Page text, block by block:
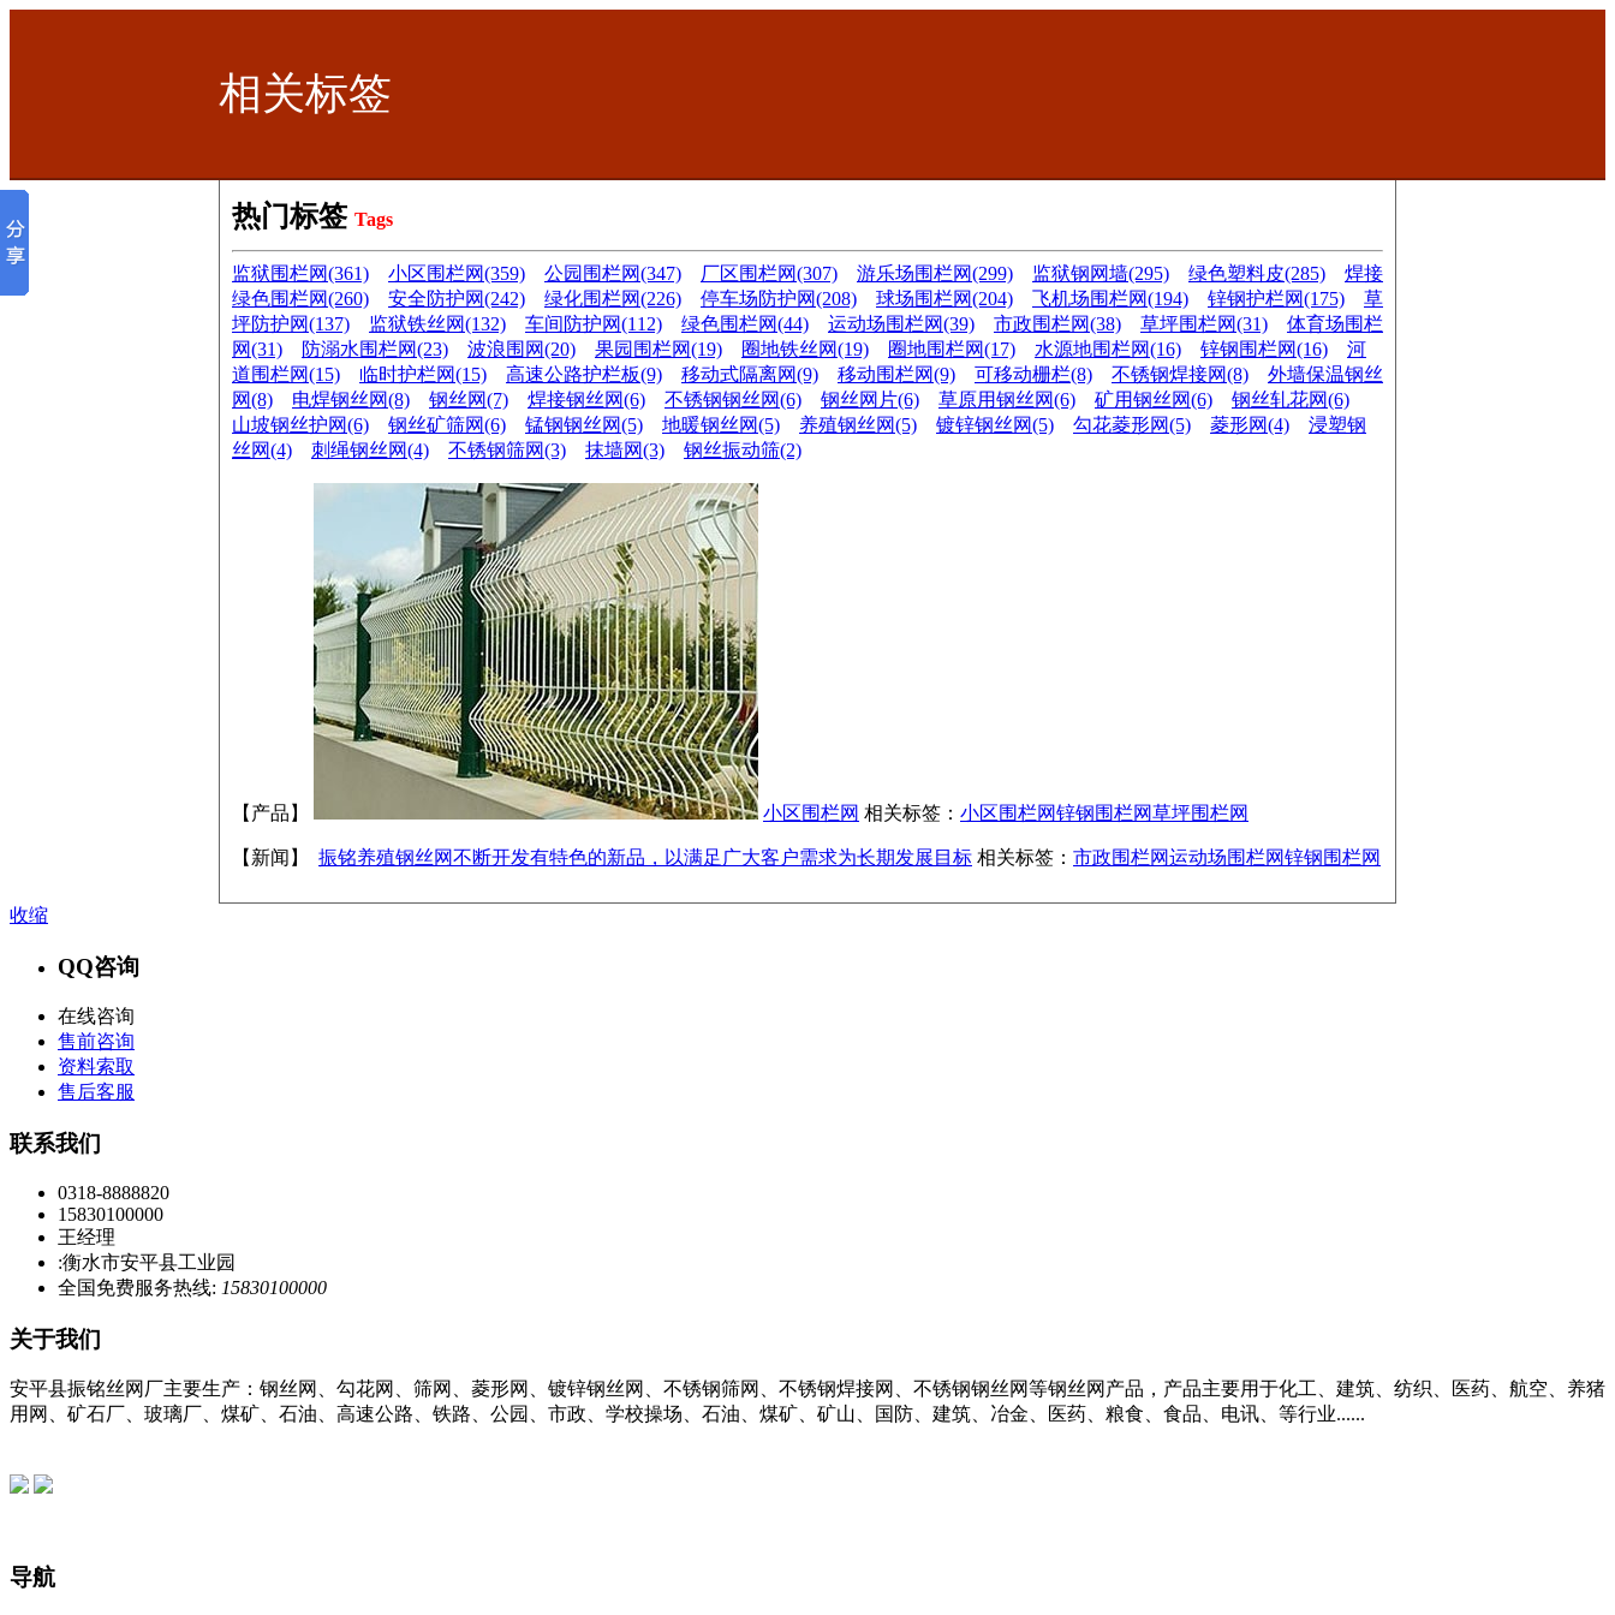
相关标签
热门标签 Tags
监狱围栏网(361) 小区围栏网(359) 公园围栏网(347) 厂区围栏网(307) 游乐场围栏网(299) 监狱钢网墙(295) 绿色塑料皮(285)
焊接
绿色围栏网(260)
安全防护网(242) 绿化围栏网(226) 停车场防护网(208) 球场围栏网(204) 飞机场围栏网(194) 锌钢护栏网(175)
草
坪防护网(137)
监狱铁丝网(132) 车间防护网(112) 绿色围栏网(44) 运动场围栏网(39) 市政围栏网(38) 草坪围栏网(31)
体育场围栏
网(31)
防溺水围栏网(23) 波浪围网(20) 果园围栏网(19) 圈地铁丝网(19) 圈地围栏网(17) 水源地围栏网(16) 锌钢围栏网(16)
河
道围栏网(15)
临时护栏网(15) 高速公路护栏板(9) 移动式隔离网(9) 移动围栏网(9) 可移动栅栏(8) 不锈钢焊接网(8)
外墙保温钢丝
网(8)
电焊钢丝网(8) 钢丝网(7) 焊接钢丝网(6) 不锈钢钢丝网(6) 钢丝网片(6) 草原用钢丝网(6) 矿用钢丝网(6)
钢丝轧花网(6)
山坡钢丝护网(6)
钢丝矿筛网(6) 锰钢钢丝网(5) 地暖钢丝网(5) 养殖钢丝网(5) 镀锌钢丝网(5) 勾花菱形网(5) 菱形网(4)
浸塑钢
丝网(4)
刺绳钢丝网(4) 不锈钢筛网(3) 抹墙网(3) 钢丝振动筛(2)
【产品】 小区围栏网 相关标签： 小区围栏网锌钢围栏网草坪围栏网
【新闻】 振铭养殖钢丝网不断开发有特色的新品，以满足广大客户需求为长期发展目标 相关标签： 市政围栏网运动场围栏网锌钢围栏网
收缩
QQ咨询
在线咨询
售前咨询
资料索取
售后客服
联系我们
0318-8888820
15830100000
王经理
:衡水市安平县工业园
全国免费服务热线: 15830100000
关于我们
安平县振铭丝网厂主要生产：钢丝网、勾花网、筛网、菱形网、镀锌钢丝网、不锈钢筛网、不锈钢焊接网、不锈钢钢丝网等钢丝网产品，产品主要用于化工、建筑、纺织、医药、航空、养猪
用网、矿石厂、玻璃厂、煤矿、石油、高速公路、铁路、公园、市政、学校操场、石油、煤矿、矿山、国防、建筑、冶金、医药、粮食、食品、电讯、等行业......
导航